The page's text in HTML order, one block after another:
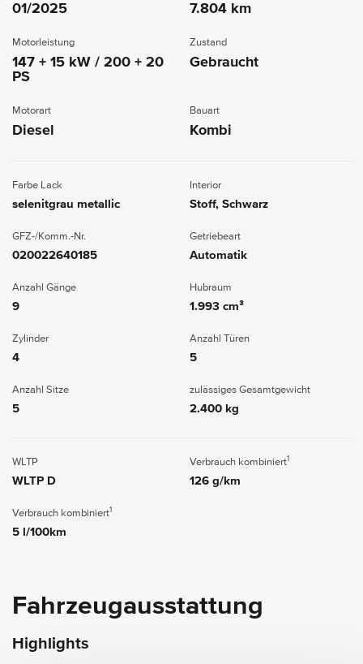
01/2025 7.804 km
Motorleistung
147 + 15 kW / 200 + 20
PS
Zustand
Gebraucht
Motorart
Diesel
Bauart
Kombi
Farbe Lack
selenitgrau metallic
Interior
Stoff, Schwarz
GFZ-/Komm.-Nr.
020022640185
Getriebeart
Automatik
Anzahl Gänge
9
Hubraum
1.993 cm³
Zylinder
4
Anzahl Türen
5
Anzahl Sitze
5
zulässiges Gesamtgewicht
2.400 kg
WLTP
WLTP D
Verbrauch kombiniert1
126 g/km
Verbrauch kombiniert1
5 l/100km
Fahrzeugausstattung
Highlights